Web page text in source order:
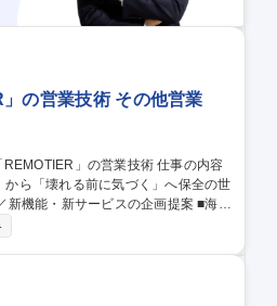
の営業技術 その他営業
ら「壊れる前に気づく」へ保全の世
ジネスモデル企画（機械メーカー、